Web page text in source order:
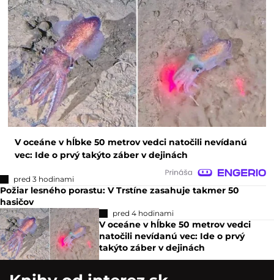
V oceáne v hĺbke 50 metrov vedci natočili nevídanú
vec: Ide o prvý takýto záber v dejinách
pred 3 hodinami
Požiar lesného porastu: V Trstíne zasahuje takmer 50
hasičov
pred 4 hodinami
V oceáne v hĺbke 50 metrov vedci
natočili nevídanú vec: Ide o prvý
takýto záber v dejinách